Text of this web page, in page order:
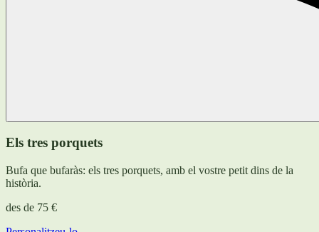
Els tres porquets
Bufa que bufaràs: els tres porquets, amb el vostre petit dins de la
història.
des de 75 €